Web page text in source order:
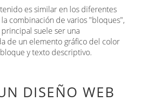
es similar en los diferentes
combinación de varios "bloques",
suele ser una
de un elemento gráfico del color
y texto descriptivo.
DISEÑO WEB